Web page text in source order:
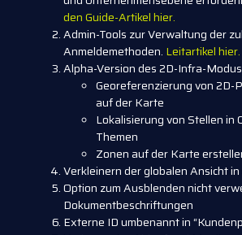
den Guide-Artikel hier.
Admin-Tools zur Verwaltung der
Anmeldemethoden. Leitartikel hier.
Alpha-Version des 2D-Infra-Modus
Georeferenzierung von 2D-
auf der Karte
Lokalisierung von Stellen in
Themen
Zonen auf der Karte
Verkleinern der globalen Ansicht
Option zum Ausblenden nicht
Dokumentbeschriftungen
Externe ID umbenannt in